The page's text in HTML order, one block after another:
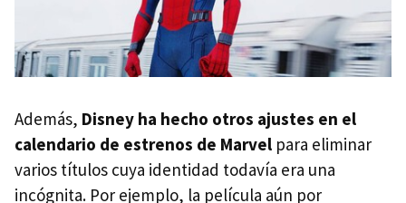
Además, Disney ha hecho otros ajustes en el
calendario de estrenos de Marvel para eliminar
varios títulos cuya identidad todavía era una
incógnita. Por ejemplo, la película aún por